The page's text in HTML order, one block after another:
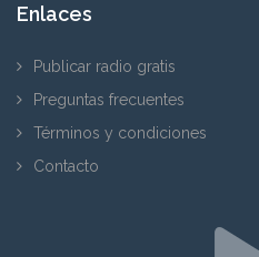
Enlaces
Publicar radio gratis
Preguntas frecuentes
Términos y condiciones
Contacto